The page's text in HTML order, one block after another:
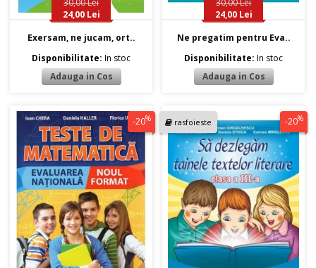
30,00 Lei
24,00 Lei
Exersam, ne jucam, ort..
Disponibilitate:In stoc
30,00 Lei
24,00 Lei
Ne pregatim pentru Eva..
Disponibilitate:In stoc
-20% rasfoieste -20%